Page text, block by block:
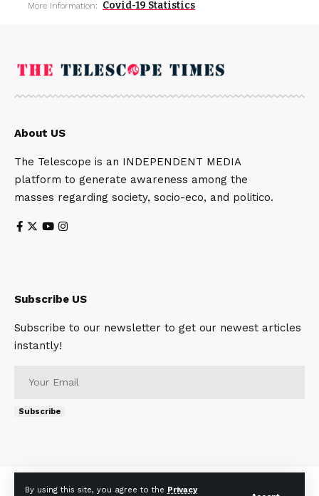
By using this site, you agree to the Privacy
More Information: Covid-19 Statistics
About US
The Telescope is an INDEPENDENT MEDIA
platform to generate awareness among the
masses regarding society, socio-eco, and politico.
Subscribe US
Subscribe to our newsletter to get our newest articles
instantly!
Subscribe
About Contact Us Privacy Policy